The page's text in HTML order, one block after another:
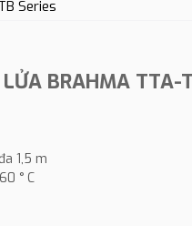
Series
BRAHMA TTA-
1,5 m
° C